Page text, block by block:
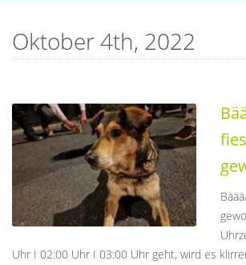
Oktober 4th, 2022
Uhr I 02:00 Uhr I 03:00 Uhr geht, wird es